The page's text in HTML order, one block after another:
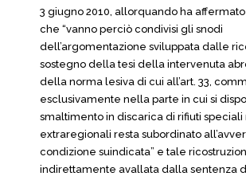
3 giugno 2010, allorquando ha affermato
che “vanno perciò condivisi gli snodi
dell’argomentazione sviluppata dalle
sostegno della tesi della intervenuta
della norma lesiva di cui all’art. 33,
esclusivamente nella parte in cui si
smaltimento in discarica di rifiuti speciali
extraregionali resta subordinato
condizione suindicata” e tale
indirettamente avallata dalla sentenza